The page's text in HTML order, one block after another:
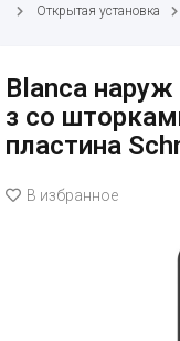
Открытая установка
Blanca
з со
пластина
В избранное